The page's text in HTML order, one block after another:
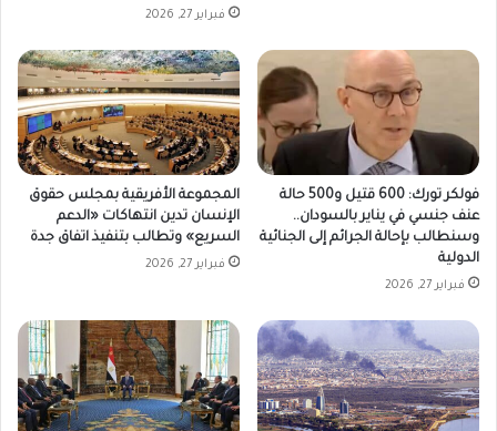
فبراير 27, 2026
فولكر تورك: 600 قتيل و500 حالة
عنف جنسي في يناير بالسودان..
وسنطالب بإحالة الجرائم إلى الجنائية
الدولية
فبراير 27, 2026
المجموعة الأفريقية بمجلس حقوق
الإنسان تدين انتهاكات «الدعم
السريع» وتطالب بتنفيذ اتفاق جدة
فبراير 27, 2026